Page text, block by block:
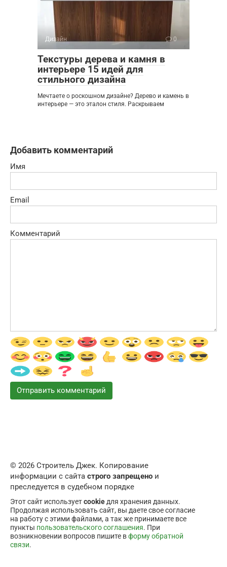
Дизайн 0
Текстуры дерева и камня в
интерьере 15 идей для
стильного дизайна
Мечтаете о роскошном дизайне? Дерево и камень в
интерьере — это эталон стиля. Раскрываем
Добавить комментарий
Имя
Email
Комментарий
© 2026 Строитель Джек. Копирование
информации с сайта строго запрещено и
преследуется в судебном порядке
Этот сайт используетcookie для хранения данных.
Продолжая использовать сайт, вы даете свое согласие
на работу с этими файлами, а так же принимаете все
пункты пользовательского соглашения. При
возникновении вопросов пишите вформу обратной
связи.